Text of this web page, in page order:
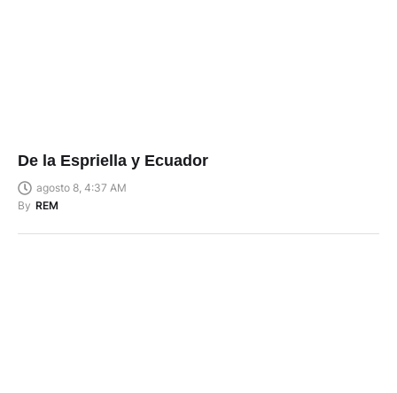
De la Espriella y Ecuador
agosto 8, 4:37 AM
By REM